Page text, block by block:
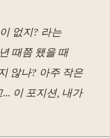
없지? 라는
때쯤 됐을 때
않나? 아주 작은
이 포지션, 내가